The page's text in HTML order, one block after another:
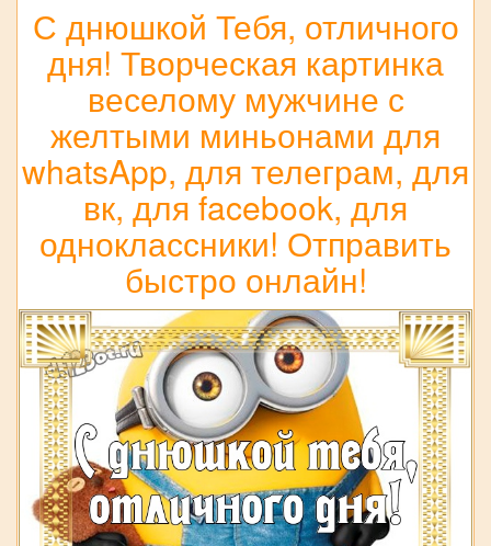
С днюшкой Тебя, отличного
дня! Творческая картинка
веселому мужчине с
желтыми миньонами для
whatsApp, для телеграм, для
вк, для facebook, для
одноклассники! Отправить
быстро онлайн!